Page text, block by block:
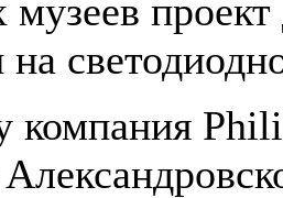
музеев
на
компания